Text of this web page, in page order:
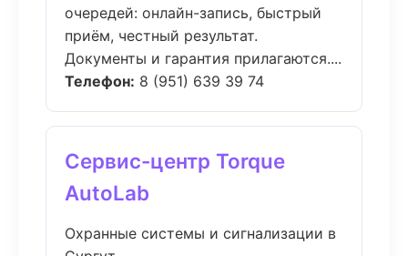
очередей: онлайн-запись, быстрый
приём, честный результат.
Документы и гарантия прилагаются....
Телефон: 8 (951) 639 39 74
Сервис-центр Torque
AutoLab
Охранные системы и сигнализации в